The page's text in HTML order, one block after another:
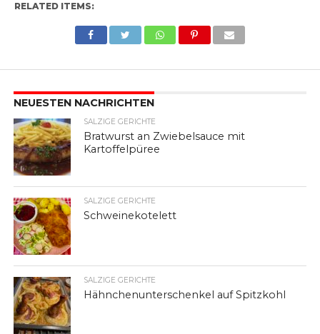
RELATED ITEMS:
NEUESTEN NACHRICHTEN
SALZIGE GERICHTE
Bratwurst an Zwiebelsauce mit
Kartoffelpüree
SALZIGE GERICHTE
Schweinekotelett
SALZIGE GERICHTE
Hähnchenunterschenkel auf Spitzkohl